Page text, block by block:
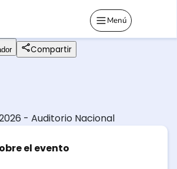
Menú
Compartir
- Auditorio Nacional
el evento